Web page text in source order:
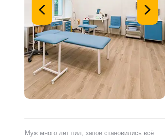
Муж много лет пил, запои становились всё